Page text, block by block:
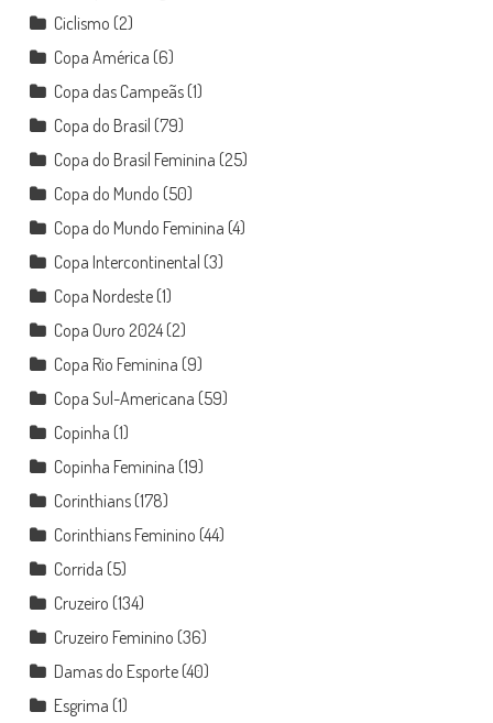
Ciclismo (2)
Copa América (6)
Copa das Campeãs(1)
Copa do Brasil (79)
Copa do Brasil Feminina (25)
Copa do Mundo (50)
Copa do Mundo Feminina (4)
Copa Intercontinental (3)
Copa Nordeste(1)
Copa Ouro 2024(2)
Copa Rio Feminina (9)
Copa Sul-Americana (59)
Copinha (1)
Copinha Feminina (19)
Corinthians(178)
Corinthians Feminino (44)
Corrida (5)
Cruzeiro (134)
Cruzeiro Feminino (36)
Damas do Esporte(40)
Esgrima (1)